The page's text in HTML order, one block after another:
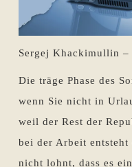
Sergej Khackimullin –
Die träge Phase des
wenn Sie nicht in
weil der Rest der
bei der Arbeit
nicht lohnt, dass es